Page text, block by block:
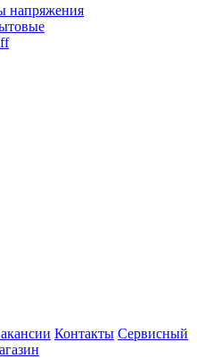
напряжения
Контакты Сервисный